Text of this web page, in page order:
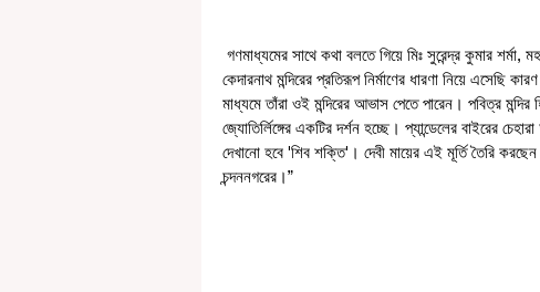
কেদারনাথ মন্দিরের প্রতিরূপ নির্মাণের ধারণা নিয়ে এসেছি
মাধ্যমে তাঁরা ওই মন্দিরের আভাস পেতে পারেন। পবিত্র
জ্যোতির্লিঙ্গের একটির দর্শন হচ্ছে। প্যান্ডেলের বাইরের
দেখানো হবে 'শিব শক্তি'। দেবী মায়ের এই মূর্তি তৈরি
চন্দননগরের।”